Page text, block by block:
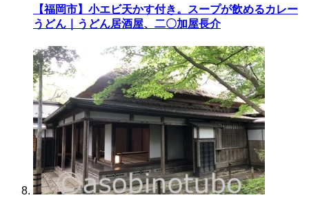
【福岡市】小エビ天かす付き。スープが飲めるカレー
うどん｜うどん居酒屋、二〇加屋長介